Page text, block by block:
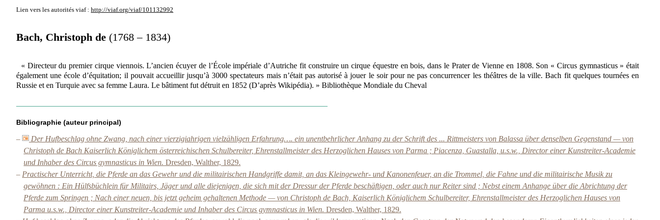
Lien vers les autorités viaf : http://viaf.org/viaf/101132992
Bach, Christoph de (1768 – 1834)
« Directeur du premier cirque viennois. L’ancien écuyer de l’École impériale d’Autriche fit construire un cirque équestre en bois, dans le Prater de Vienne en 1808. Son « Circus gymnasticus » était
également une école d’équitation; il pouvait accueillir jusqu’à 3000 spectateurs mais n’était pas autorisé à jouer le soir pour ne pas concurrencer les théâtres de la ville. Bach fit quelques tournées en
Russie et en Turquie avec sa femme Laura. Le bâtiment fut détruit en 1852 (D’après Wikipédia). » Bibliothèque Mondiale du Cheval
Bibliographie (auteur principal)
–
Der Hufbeschlag ohne Zwang, nach einer vierzigiahrigen vielzähligen Erfahrung…. ein unentbehrlicher Anhang zu der Schrift des ... Rittmeisters von Balassa über denselben Gegenstand — von
Christoph de Bach Kaiserlich Königlichem österreichischen Schulbereiter, Ehrenstallmeister des Herzoglichen Hauses von Parma ; Piacenza, Guastalla, u.s.w., Director einer Kunstreiter-Academie
und Inhaber des Circus gymnasticus in Wien. Dresden, Walther, 1829.
– Practischer Unterricht, die Pferde an das Gewehr und die militairischen Handgriffe damit, an das Kleingewehr- und Kanonenfeuer, an die Trommel, die Fahne und die militairische Musik zu
gewöhnen : Ein Hülfsbüchlein für Militairs, Jäger und alle diejenigen, die sich mit der Dressur der Pferde beschäftigen, oder auch nur Reiter sind ; Nebst einem Anhange über die Abrichtung der
Pferde zum Springen ; Nach einer neuen, bis jetzt geheim gehaltenen Methode — von Christoph de Bach, Kaiserlich Königlichem Schulbereiter, Ehrenstallmeister des Herzoglichen Hauses von
Parma u.s.w., Director einer Kunstreiter-Academie und Inhaber des Circus gymnasticus in Wien. Dresden, Walther, 1829.